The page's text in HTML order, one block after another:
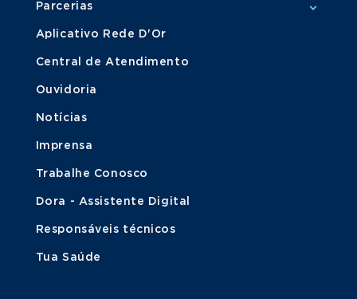
Parcerias
Aplicativo Rede D'Or
Central de Atendimento
Ouvidoria
Notícias
Imprensa
Trabalhe Conosco
Dora - Assistente Digital
Responsáveis técnicos
Tua Saúde